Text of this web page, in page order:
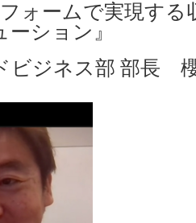
フォームで実現する
ション』
ビジネス部 部長